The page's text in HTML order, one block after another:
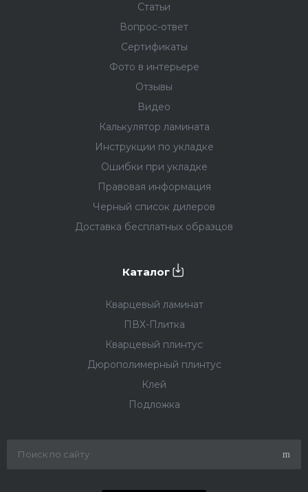
Статьи
Вопрос-ответ
Сертификаты
Фото в интерьере
Отзывы
Видео
Калькулятор ламината
Инструкции по укладке
Ошибки при укладке
Правовая информация
Черный список дилеров
Доставка бесплатных образцов
Каталог
Кварцевый ламинат
ПВХ-Плитка
Кварцевый плинтус
Дюрополимерный плинтус
Клей
Подложка